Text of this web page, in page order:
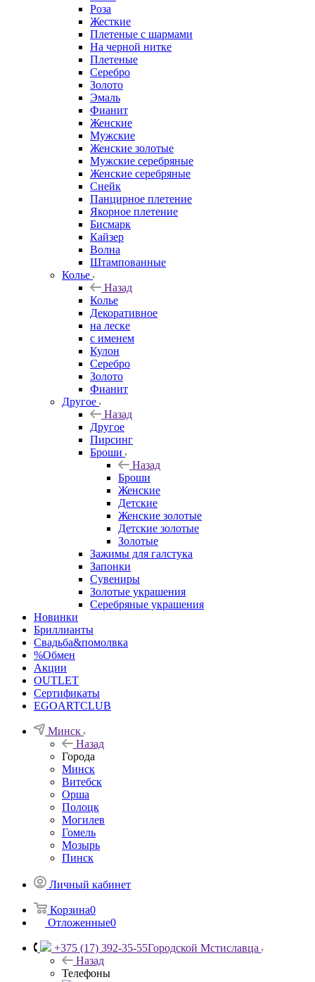
Роза
Жесткие
Плетеные с шармами
На черной нитке
Плетеные
Серебро
Золото
Эмаль
Фианит
Женские
Мужские
Женские золотые
Мужские серебряные
Женские серебряные
Снейк
Панцирное плетение
Якорное плетение
Бисмарк
Кайзер
Волна
Штампованные
Колье
Назад
Колье
Декоративное
на леске
с именем
Кулон
Серебро
Золото
Фианит
Другое
Назад
Другое
Пирсинг
Броши
Назад
Броши
Женские
Детские
Женские золотые
Детские золотые
Золотые
Зажимы для галстука
Запонки
Сувениры
Золотые украшения
Серебряные украшения
Новинки
Бриллианты
Свадьба&помолвка
%Обмен
Акции
OUTLET
Сертификаты
EGOARTCLUB
Минск
Назад
Города
Минск
Витебск
Орша
Полоцк
Могилев
Гомель
Мозырь
Пинск
Личный кабинет
Корзина0
Отложенные0
+375 (17) 392-35-55Городской Мстиславца
Назад
Телефоны